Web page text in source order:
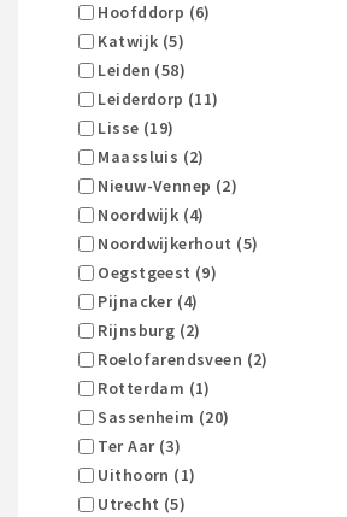
Hoofddorp (6)
Katwijk (5)
Leiden (58)
Leiderdorp (11)
Lisse (19)
Maassluis (2)
Nieuw-Vennep (2)
Noordwijk (4)
Noordwijkerhout (5)
Oegstgeest (9)
Pijnacker (4)
Rijnsburg (2)
Roelofarendsveen (2)
Rotterdam (1)
Sassenheim (20)
Ter Aar (3)
Uithoorn (1)
Utrecht (5)